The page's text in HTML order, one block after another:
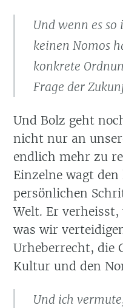
Und wenn es
keinen Nomos
konkrete
Frage der
Und Bolz geht
nicht nur an
endlich mehr zu
Einzelne wagt
persönlichen
Welt. Er
was wir
Urheberrecht, die
Kultur und den
Und ich